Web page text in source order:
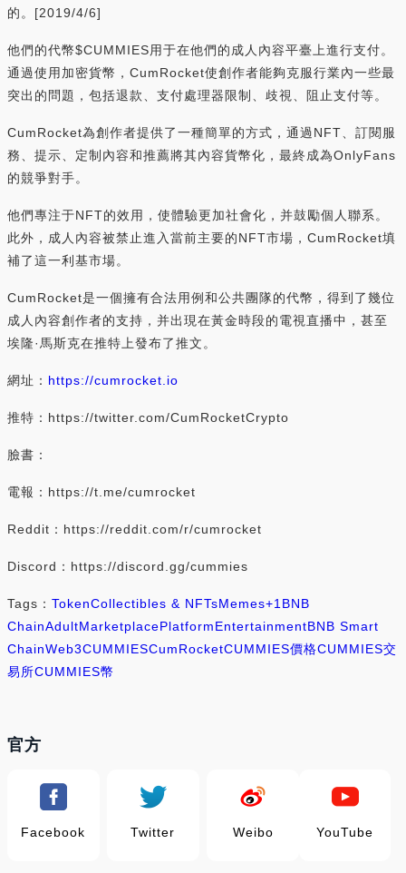
的。[2019/4/6]
他們的代幣$CUMMIES用于在他們的成人內容平臺上進行支付。
通過使用加密貨幣，CumRocket使創作者能夠克服行業內一些最
突出的問題，包括退款、支付處理器限制、歧視、阻止支付等。
CumRocket為創作者提供了一種簡單的方式，通過NFT、訂閱服
務、提示、定制內容和推薦將其內容貨幣化，最終成為OnlyFans
的競爭對手。
他們專注于NFT的效用，使體驗更加社會化，并鼓勵個人聯系。
此外，成人內容被禁止進入當前主要的NFT市場，CumRocket填
補了這一利基市場。
CumRocket是一個擁有合法用例和公共團隊的代幣，得到了幾位
成人內容創作者的支持，并出現在黃金時段的電視直播中，甚至
埃隆·馬斯克在推特上發布了推文。
網址： https://cumrocket.io
推特：https://twitter.com/CumRocketCrypto
臉書：
電報：https://t.me/cumrocket
Reddit：https://reddit.com/r/cumrocket
Discord：https://discord.gg/cummies
Tags： TokenCollectibles & NFTsMemes+1 BNB
ChainAdultMarketplacePlatformEntertainmentBNB Smart
ChainWeb3CUMMIESCumRocketCUMMIES價格CUMMIES交
易所CUMMIES幣
官方
Facebook Twitter Weibo YouTube